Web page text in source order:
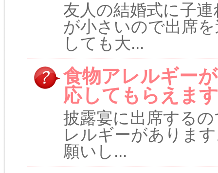
友人の結婚式に子
が小さいので出席
しても大...
食物アレルギー
応してもらえま
披露宴に出席する
レルギーがありま
願いし...